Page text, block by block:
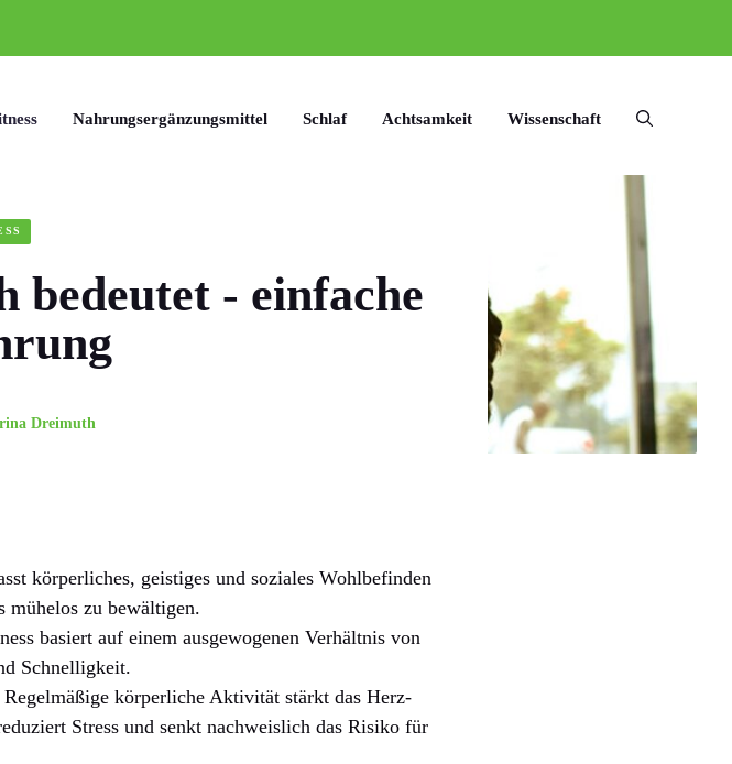
Nahrungsergänzungsmittel Schlaf Achtsamkeit Wissenschaft
bedeutet - einfache
Dreimuth
körperliches, geistiges und soziales Wohlbefinden
mühelos zu bewältigen.
basiert auf einem ausgewogenen Verhältnis von
Schnelligkeit.
Regelmäßige körperliche Aktivität stärkt das Herz-
Stress und senkt nachweislich das Risiko für